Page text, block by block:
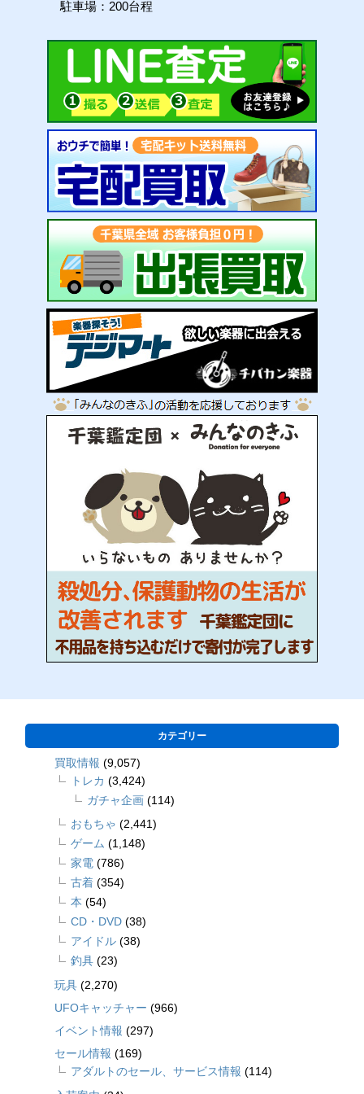
駐車場：200台程
カテゴリー
買取情報 (9,057)
トレカ (3,424)
ガチャ企画 (114)
おもちゃ (2,441)
ゲーム (1,148)
家電 (786)
古着 (354)
本 (54)
CD・DVD (38)
アイドル (38)
釣具 (23)
玩具 (2,270)
UFOキャッチャー (966)
イベント情報 (297)
セール情報 (169)
アダルトのセール、サービス情報 (114)